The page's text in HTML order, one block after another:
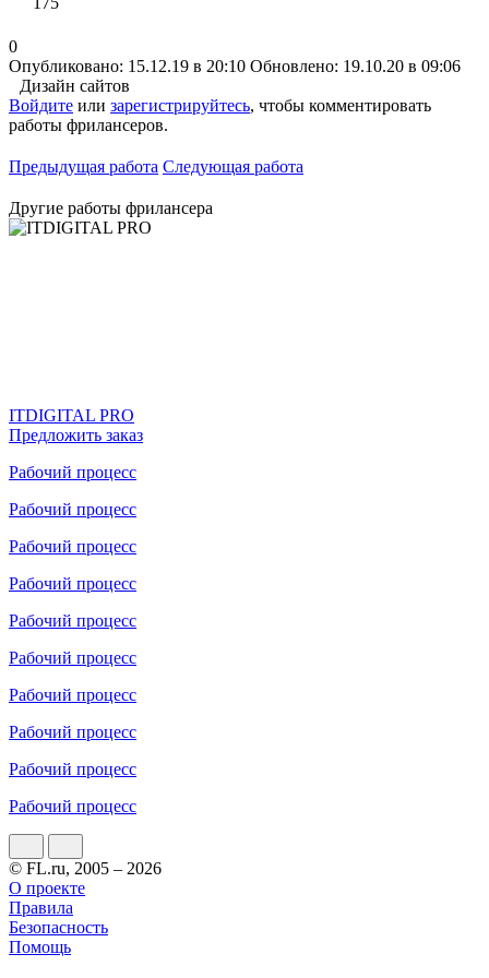
0
Опубликовано: 15.12.19 в 20:10 Обновлено: 19.10.20 в 09:06
Дизайн сайтов
Войдите или зарегистрируйтесь, чтобы комментировать
работы фрилансеров.
Предыдущая работа Следующая работа
Другие работы фрилансера
ITDIGITAL PRO
Предложить заказ
Рабочий процесс
Рабочий процесс
Рабочий процесс
Рабочий процесс
Рабочий процесс
Рабочий процесс
Рабочий процесс
Рабочий процесс
Рабочий процесс
Рабочий процесс
© FL.ru, 2005 – 2026
О проекте
Правила
Безопасность
Помощь